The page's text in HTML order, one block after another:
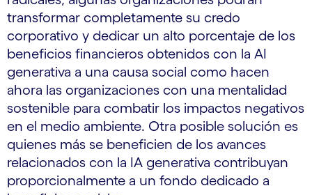
transformar completamente su credo
corporativo y dedicar un alto porcentaje de los
beneficios financieros obtenidos con la AI
generativa a una causa social como hacen
ahora las organizaciones con una mentalidad
sostenible para combatir los impactos negativos
en el medio ambiente. Otra posible solución es
quienes más se beneficien de los avances
relacionados con la IA generativa contribuyan
proporcionalmente a un fondo dedicado a